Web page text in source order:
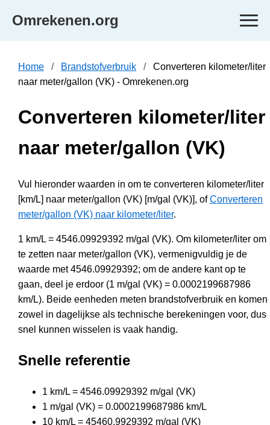
Omrekenen.org
Home Brandstofverbruik
Converteren kilometer/liter
naar meter/gallon (VK) - Omrekenen.org
Converteren kilometer/liter
naar meter/gallon (VK)
Vul hieronder waarden in om te converteren kilometer/liter
[km/L] naar meter/gallon (VK) [m/gal (VK)], ofConverteren
meter/gallon (VK) naar kilometer/liter.
1 km/L = 4546.09929392 m/gal (VK). Om kilometer/liter om
te zetten naar meter/gallon (VK), vermenigvuldig je de
waarde met 4546.09929392; om de andere kant op te
gaan, deel je erdoor (1 m/gal (VK) = 0.0002199687986
km/L). Beide eenheden meten brandstofverbruik en komen
zowel in dagelijkse als technische berekeningen voor, dus
snel kunnen wisselen is vaak handig.
Snelle referentie
1 km/L = 4546.09929392 m/gal (VK)
1 m/gal (VK) = 0.0002199687986 km/L
10 km/L = 45460.9929392 m/gal (VK)